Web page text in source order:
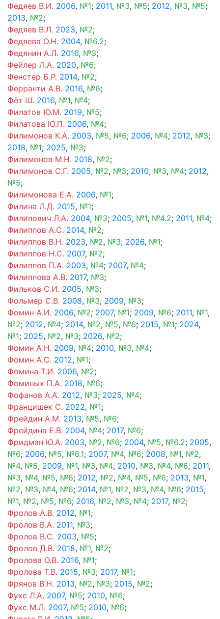
Федяев В.И. 2006, №1; 2011, №3, №5; 2012, №3, №5;
2013, №2;
Федяев В.Л. 2023, №2;
Федяева О.Н. 2004, №6.2;
Федянин А.Л. 2016, №3;
Фейлер Л.А. 2020, №6;
Фенстер Б.Р. 2014, №2;
Ферранти А.В. 2016, №6;
Фёт Ш. 2016, №1, №4;
Филатов Ю.М. 2019, №5;
Филатова Ю.П. 2006, №4;
Филимонов К.А. 2003, №5, №6; 2006, №4; 2012, №3;
2018, №1; 2025, №3;
Филимонов М.Н. 2018, №2;
Филимонов С.Г. 2005, №2, №3; 2010, №3, №4; 2012,
№5;
Филимонова Е.А. 2006, №1;
Филина Л.Д. 2015, №1;
Филипович Л.А. 2004, №3; 2005, №1, №4.2; 2011, №4;
Филиппов А.С. 2014, №2;
Филиппов В.Н. 2023, №2, №3; 2026, №1;
Филиппов Н.С. 2007, №2;
Филиппов П.А. 2003, №4; 2007, №4;
Филиппова А.В. 2017, №3;
Фильков С.И. 2005, №3;
Фольмер С.В. 2008, №3; 2009, №3;
Фомин А.И. 2006, №2; 2007, №1; 2009, №6; 2011, №1,
№2; 2012, №4; 2014, №2, №5, №6; 2015, №1; 2024,
№1; 2025, №2, №3; 2026, №2;
Фомин А.Н. 2009, №4; 2010, №3, №4;
Фомин А.С. 2012, №1;
Фомина Т.И. 2006, №2;
Фоминых П.А. 2018, №6;
Фофанов А.А. 2012, №3; 2025, №4;
Францишек С. 2022, №1;
Фрейдин А.М. 2013, №5, №6;
Фрейдина Е.В. 2004, №4; 2017, №6;
Фридман Ю.А. 2003, №2, №6; 2004, №5, №6.2; 2005,
№6; 2006, №5, №6.1; 2007, №4, №6; 2008, №1, №2,
№4, №5; 2009, №1, №3, №4; 2010, №3, №4, №6; 2011,
№3, №4, №5, №6; 2012, №2, №4, №5, №6; 2013, №1,
№2, №3, №4, №6; 2014, №1, №2, №3, №4, №6; 2015,
№1, №2, №5, №6; 2016, №2, №3, №4; 2017, №2;
Фролов А.В. 2012, №1;
Фролов В.А. 2011, №3;
Фролов В.С. 2003, №5;
Фролов Д.В. 2018, №1, №2;
Фролова О.В. 2016, №1;
Фролова Т.В. 2015, №3; 2017, №1;
Фрянов В.Н. 2013, №2, №3; 2015, №2;
Фукс Л.А. 2007, №5; 2010, №6;
Фукс М.Л. 2007, №5; 2010, №6;